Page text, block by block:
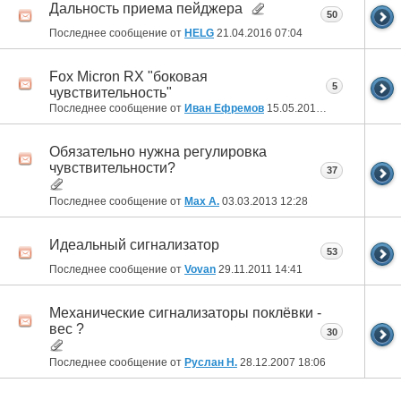
Дальность приема пейджера
Последнее сообщение от HELG 21.04.2016 07:04
50
Fox Micron RX "боковая
чувствительность"
Последнее сообщение от Иван Ефремов 15.05.2015 07:17
5
Обязательно нужна регулировка
чувствительности?
Последнее сообщение от Max A. 03.03.2013 12:28
37
Идеальный сигнализатор
Последнее сообщение от Vovan 29.11.2011 14:41
53
Механические сигнализаторы поклёвки -
вес ?
Последнее сообщение от Руслан Н. 28.12.2007 18:06
30